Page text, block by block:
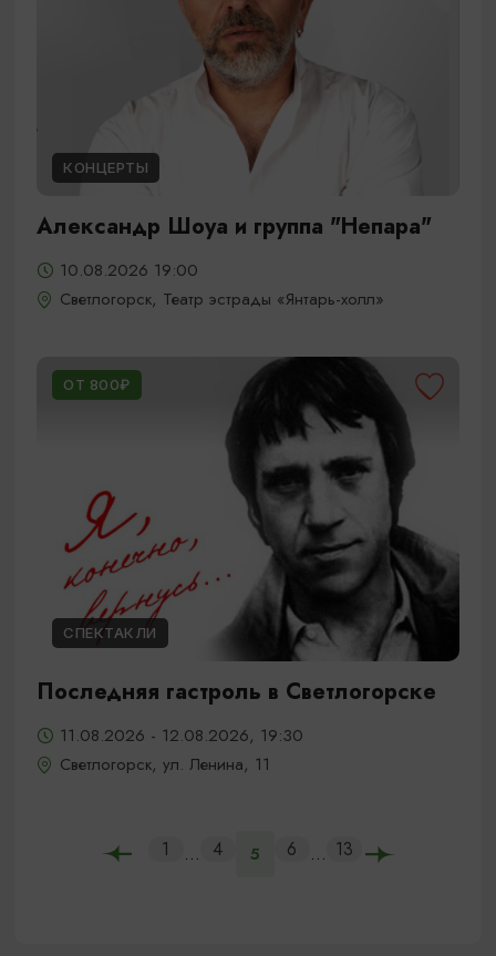
КОНЦЕРТЫ
Александр Шоуа и группа "Непара"
10.08.2026 19:00
Светлогорск, Театр эстрады «Янтарь-холл»
ОТ 800₽
СПЕКТАКЛИ
Последняя гастроль в Светлогорске
11.08.2026 - 12.08.2026, 19:30
Светлогорск, ул. Ленина, 11
1 ... 4 5 6 ... 13